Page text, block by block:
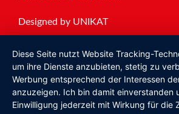
Designed by UNIKAT
Diese Seite nutzt Website Tracking-
um ihre Dienste anzubieten, stetig zu
Werbung entsprechend der Interessen
anzuzeigen. Ich bin damit einverstanden
Einwilligung jederzeit mit Wirkung für die